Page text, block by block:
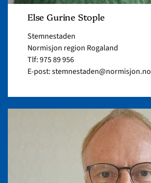
Else Gurine Stople
Stemnestaden
Normisjon region Rogaland
Tlf: 975 89 956
E-post: stemnestaden@normisjon.no
Read
article
Frantzen"